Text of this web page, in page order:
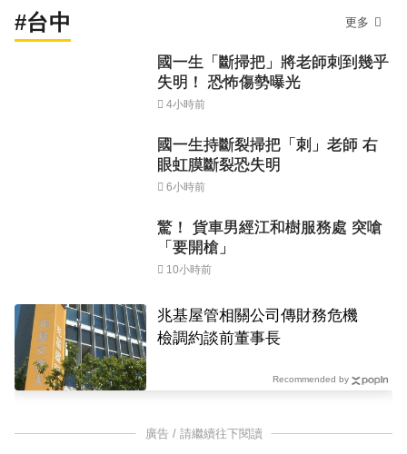
#台中 更多
國一生「斷掃把」將老師刺到幾乎
失明！ 恐怖傷勢曝光
4小時前
國一生持斷裂掃把「刺」老師 右
眼虹膜斷裂恐失明
6小時前
驚！ 貨車男經江和樹服務處 突嗆
「要開槍」
10小時前
兆基屋管相關公司傳財務危機
檢調約談前董事長
Recommended by
廣告 / 請繼續往下閱讀